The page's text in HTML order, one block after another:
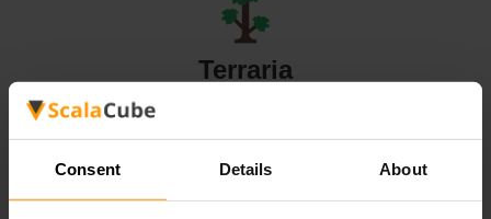
Consent Details About
Terraria